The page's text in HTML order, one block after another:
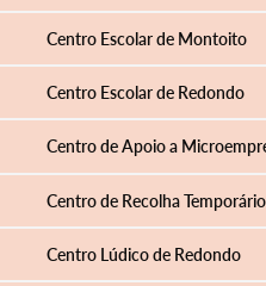
Termo de Pesquisa
Centro Escolar de Montoito
Centro Escolar de Redondo
Centro de Apoio a
Centro de Recolha Temporário
Centro Lúdico de Redondo